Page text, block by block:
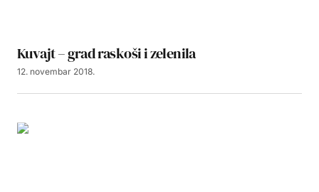
Kuvajt – grad raskoši i zelenila
12. novembar 2018.